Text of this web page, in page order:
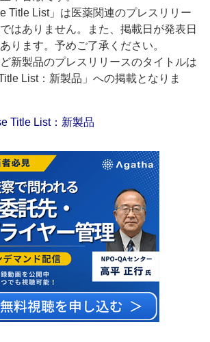
Title List」は医薬関連のプレスリリー
はありません。また、掲載日が発表日
ります。予めご了承ください。
新製品のプレスリリースのタイトルは
List：新製品」への掲載となりま
Title List：新製品